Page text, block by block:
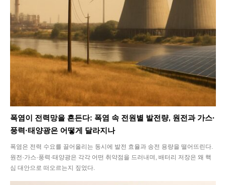
폭염이 전력망을 흔든다: 폭염 속 전원별 발전량, 원전과 가스·
풍력·태양광은 어떻게 달라지나
폭염은 전력 수요를 끌어올리는 동시에 발전 효율과 송전 용량을 떨어뜨린다.
원전·가스·풍력·태양광은 각각 어떤 취약점을 드러내며, 배터리 저장은 왜 핵
심 대안으로 떠오르는지 짚었다.